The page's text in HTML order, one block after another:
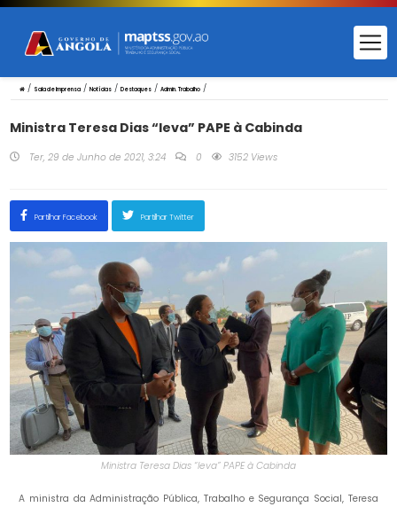
/ Sala de Imprensa/ Notícias/ Destaques/ Admin. Trabalho/
Ministra Teresa Dias “leva” PAPE à Cabinda
Ter, 29 de Junho de 2021, 3:24 0 3152 Views
Partilhar Facebook Partilhar Twitter
Ministra Teresa Dias “leva” PAPE à Cabinda
A ministra da Administração Pública, Trabalho e Segurança Social, Teresa